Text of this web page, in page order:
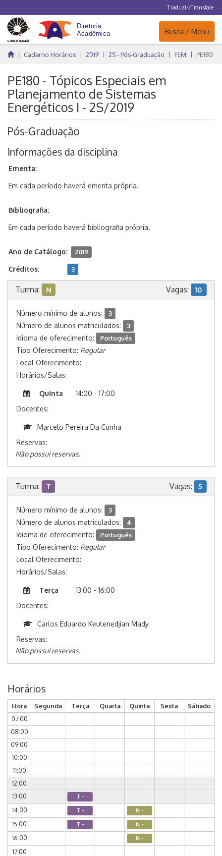
Traduzir/Translate
Navegação
Busca / Menu
Caderno Horários 2019 2S - Pós-Graduação FEM PE180
PE180 - Tópicos Especiais em
Planejamento de Sistemas
Energéticos I - 2S/2019
Pós-Graduação
Informações da disciplina
Ementa:
Em cada período haverá ementa própria.
Bibliografia:
Em cada período haverá bibliografia própria.
Ano de Catálogo: 2019
Créditos: 3
Turma: N Vagas: 10
Número mínimo de alunos: 3
Número de alunos matriculados: 3
Idioma de oferecimento: Português
Tipo Oferecimento: Regular
Local Oferecimento:
Horários/Salas:
Quinta
14:00 - 17:00
Docentes:
Marcelo Pereira Da Cunha
Reservas:
Não possui reservas.
Turma: T Vagas: 5
Número mínimo de alunos: 3
Número de alunos matriculados: 4
Idioma de oferecimento: Português
Tipo Oferecimento: Regular
Local Oferecimento:
Horários/Salas:
Terça
13:00 - 16:00
Docentes:
Carlos Eduardo Keutenedjian Mady
Reservas:
Não possui reservas.
Horários
Hora Segunda Terça Quarta Quinta Sexta
Sábado
07:00
08:00
09:00
10:00
11:00
12:00
13:00
T -
14:00 T - N -
15:00 T - N -
16:00 N -
17:00